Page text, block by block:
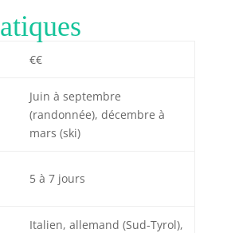
€€
Juin à septembre
(randonnée), décembre à
mars (ski)
5 à 7 jours
Italien, allemand (Sud-Tyrol),